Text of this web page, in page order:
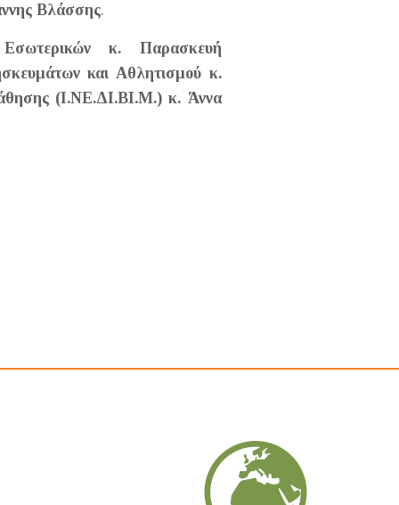
Βλάσσης.
Εσωτερικών κ. Παρασκευή
και Αθλητισμού κ.
(Ι.ΝΕ.ΔΙ.ΒΙ.Μ.) κ. Άννα